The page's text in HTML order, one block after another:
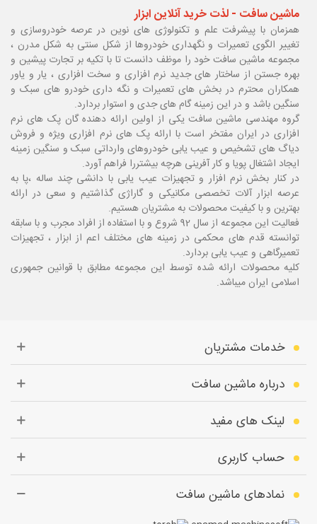
ماشین سافت - لذت خرید آنلاین ابزار
همزمان با پیشرفت علم و تکنولوژی های نوین در عرصه خودروسازی و
تغییر الگوی تعمیرات و نگهداری خودروها از شکل سنتی به شکل مدرن ،
مجموعه ماشین سافت خود را موظف دانست تا با تکیه بر تجارت پیشین و
بهره جستن از ساختار های جدید نرم افزاری و سخت افزاری ، یار و یاور
همکاران محترم در بخش های تعمیرات و نگه داری خودرو های سبک و
سنگین باشد و در این زمینه گام های جدی و استوار بردارد.
گروه مهندسی ماشین سافت یکی از اولین ارائه دهنده گان پک های نرم
افزاری در ایران مفتخر است با ارائه پک های نرم افزاری ویژه و فروش
دیاگ های تشخیص و عیب یابی خودروهای وارداتی سبک و سنگین زمینه
ایجاد اشتغال پویا و کار آفرینی هرچه بیشتررا فراهم آورد.
در کنار بخش نرم افزار و تجهیزات عیب یابی با دانشی چند ساله ،پا به
عرصه ابزار آلات تخصصی مکانیکی و گاراژی گذاشتیم و سعی در ارائه
بهترین و با کیفیت محصولات به مشتریان هستیم.
فعالیت این مجموعه از سال 92 شروع و با استفاده از افراد مجرب و با سابقه
توانسته قدم های محکمی در زمینه های مختلف اعم از ابزار ، تجهیزات
تعمیرگاهی و عیب یابی بردارد.
کلیه محصولات ارائه شده توسط این مجموعه مطابق با قوانین جمهوری
اسلامی ایران میباشد.
خدمات مشتریان
درباره ماشین سافت
لینک های مفید
حساب کاربری
نمادهای ماشین سافت